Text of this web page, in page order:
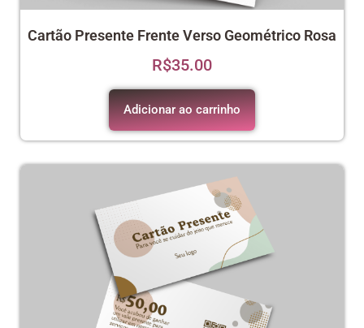
Cartão Presente Frente Verso Geométrico Rosa
R$35.00
Adicionar ao carrinho